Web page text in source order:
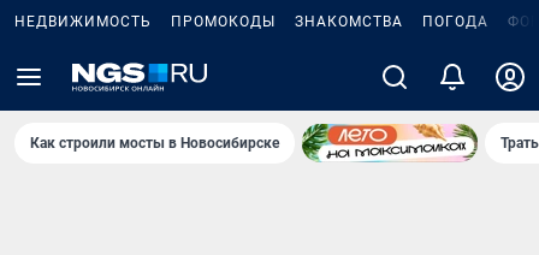
НЕДВИЖИМОСТЬ ПРОМОКОДЫ ЗНАКОМСТВА ПОГОДА
Как строили мосты в Новосибирске